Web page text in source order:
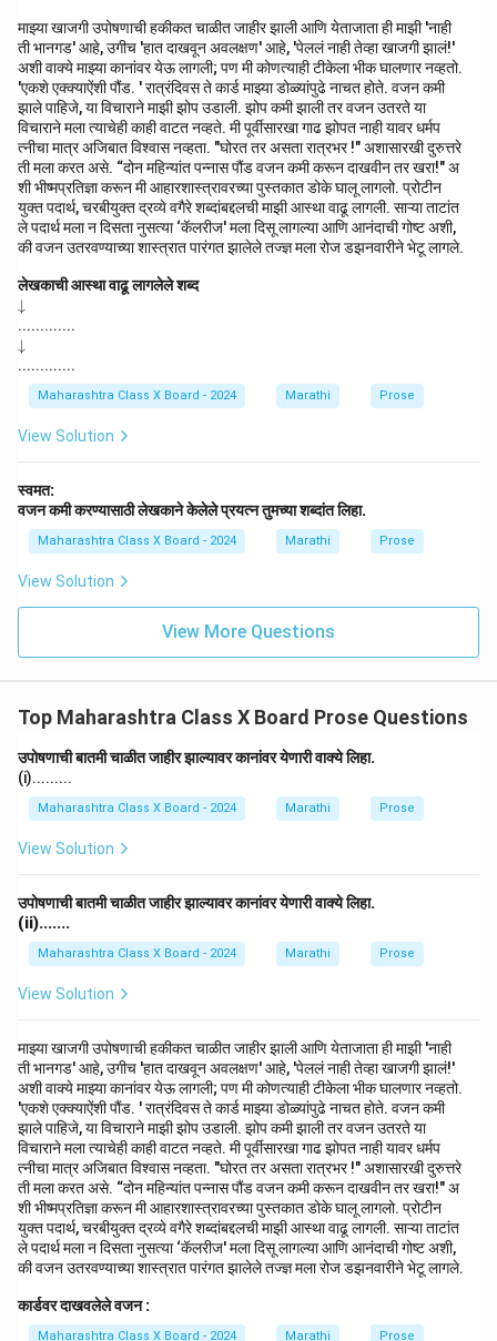
माझ्या खाजगी उपोषणाची हकीकत चाळीत जाहीर झाली आणि येताजाता ही माझी 'नाही
ती भानगड' आहे, उगीच 'हात दाखवून अवलक्षण' आहे, 'पेललं नाही तेव्हा खाजगी झालं!'
अशी वाक्ये माझ्या कानांवर येऊ लागली; पण मी कोणत्याही टीकेला भीक घालणार नव्हतो.
'एकशे एक्क्याऐंशी पौंड. ' रात्रंदिवस ते कार्ड माझ्या डोळ्यांपुढे नाचत होते. वजन कमी
झाले पाहिजे, या विचाराने माझी झोप उडाली. झोप कमी झाली तर वजन उतरते या
विचाराने मला त्याचेही काही वाटत नव्हते. मी पूर्वीसारखा गाढ झोपत नाही यावर धर्मप
त्नीचा मात्र अजिबात विश्वास नव्हता. "घोरत तर असता रात्रभर !" अशासारखी दुरुत्तरे
ती मला करत असे. “दोन महिन्यांत पन्नास पौंड वजन कमी करून दाखवीन तर खरा!" अ
शी भीष्मप्रतिज्ञा करून मी आहारशास्त्रावरच्या पुस्तकात डोके घालू लागलो. प्रोटीन
युक्त पदार्थ, चरबीयुक्त द्रव्ये वगैरे शब्दांबद्दलची माझी आस्था वाढू लागली. साऱ्या ताटांत
ले पदार्थ मला न दिसता नुसत्या ‘कॅलरीज' मला दिसू लागल्या आणि आनंदाची गोष्ट अशी,
की वजन उतरवण्याच्या शास्त्रात पारंगत झालेले तज्ज्ञ मला रोज डझनवारीने भेटू लागले.
लेखकाची आस्था वाढू लागलेले शब्द
\d
w
na
rr
↓
.............
\d
o
↓
.............
Maharashtra Class X Board - 2024 Marathi Prose
View Solution
स्वमत:
वजन कमी करण्यासाठी लेखकाने केलेले प्रयत्न तुमच्या शब्दांत लिहा.
Maharashtra Class X Board - 2024 Marathi Prose
View Solution
View More Questions
Top Maharashtra Class X Board Prose Questions
उपोषणाची बातमी चाळीत जाहीर झाल्यावर कानांवर येणारी वाक्ये लिहा.
(i).........
Maharashtra Class X Board - 2024 Marathi Prose
View Solution
उपोषणाची बातमी चाळीत जाहीर झाल्यावर कानांवर येणारी वाक्ये लिहा.
(ii).......
Maharashtra Class X Board - 2024 Marathi Prose
View Solution
माझ्या खाजगी उपोषणाची हकीकत चाळीत जाहीर झाली आणि येताजाता ही माझी 'नाही
ती भानगड' आहे, उगीच 'हात दाखवून अवलक्षण' आहे, 'पेललं नाही तेव्हा खाजगी झालं!'
अशी वाक्ये माझ्या कानांवर येऊ लागली; पण मी कोणत्याही टीकेला भीक घालणार नव्हतो.
'एकशे एक्क्याऐंशी पौंड. ' रात्रंदिवस ते कार्ड माझ्या डोळ्यांपुढे नाचत होते. वजन कमी
झाले पाहिजे, या विचाराने माझी झोप उडाली. झोप कमी झाली तर वजन उतरते या
विचाराने मला त्याचेही काही वाटत नव्हते. मी पूर्वीसारखा गाढ झोपत नाही यावर धर्मप
त्नीचा मात्र अजिबात विश्वास नव्हता. "घोरत तर असता रात्रभर !" अशासारखी दुरुत्तरे
ती मला करत असे. “दोन महिन्यांत पन्नास पौंड वजन कमी करून दाखवीन तर खरा!" अ
शी भीष्मप्रतिज्ञा करून मी आहारशास्त्रावरच्या पुस्तकात डोके घालू लागलो. प्रोटीन
युक्त पदार्थ, चरबीयुक्त द्रव्ये वगैरे शब्दांबद्दलची माझी आस्था वाढू लागली. साऱ्या ताटांत
ले पदार्थ मला न दिसता नुसत्या ‘कॅलरीज' मला दिसू लागल्या आणि आनंदाची गोष्ट अशी,
की वजन उतरवण्याच्या शास्त्रात पारंगत झालेले तज्ज्ञ मला रोज डझनवारीने भेटू लागले.
कार्डवर दाखवलेले वजन :
Maharashtra Class X Board - 2024 Marathi Prose